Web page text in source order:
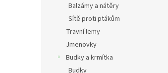
Balzámy a nátěry
Sítě proti ptákům
Travní lemy
Jmenovky
Budky a krmítka
Budky